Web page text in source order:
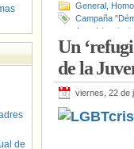
General
Campaña
Arco Iris
Powszechny,
Un
de la
viernes, 22 de
de